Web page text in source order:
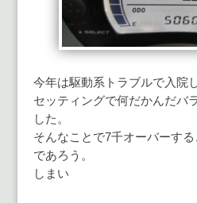
今年は駆動系トラブルで入院
セッティングで何だかんだバ
した。
そんなことで7千オーバーす
であろう。
しまい